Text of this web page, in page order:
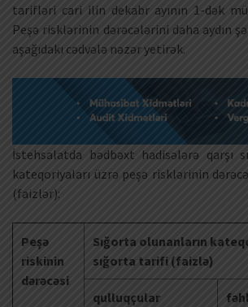
tarifləri cari ilin dekabr ayının 1-dək
Peşə risklərinin dərəcələrini daha aydın
aşağıdakı cədvələ nəzər yetirək.
İstehsalatda bədbəxt hadisələrə qarşı
kateqoriyaları üzrə peşə risklərinin
(faizlər):
Peşə
riskinin
dərəcəsi
Sığorta olunanların
sığorta tarifi (faizlə)
qulluqçular